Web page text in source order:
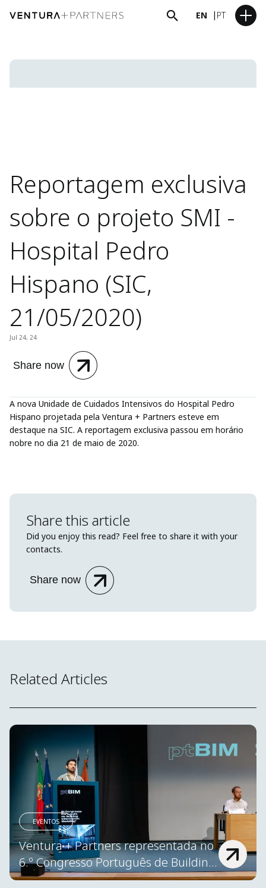
EN PT
Reportagem exclusiva
sobre o projeto SMI -
Hospital Pedro
Hispano (SIC,
21/05/2020)
Jul 24, 24
Share now
A nova Unidade de Cuidados Intensivos do Hospital Pedro
Hispano projetada pela Ventura + Partners esteve em
destaque na SIC. A reportagem exclusiva passou em horário
nobre no dia 21 de maio de 2020.
Share this article
Did you enjoy this read? Feel free to share it with your
contacts.
Share now
Related Articles
EVENTOS
Ventura + Partners representada no
6.º Congresso Português de Building
Information Modelling – ptBIM 2026